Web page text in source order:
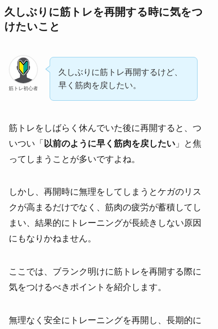
久しぶりに筋トレを再開する時に気をつ
けたいこと
筋トレ初心者
久しぶりに筋トレ再開するけど、
早く筋肉を戻したい。
筋トレをしばらく休んでいた後に再開すると、つ
いつい「 以前のように早く筋肉を戻したい」と焦
ってしまうことが多いですよね。
しかし、再開時に無理をしてしまうとケガのリス
クが高まるだけでなく、筋肉の疲労が蓄積してし
まい、結果的にトレーニングが長続きしない原因
にもなりかねません。
ここでは、ブランク明けに筋トレを再開する際に
気をつけるべきポイントを紹介します。
無理なく安全にトレーニングを再開し、長期的に